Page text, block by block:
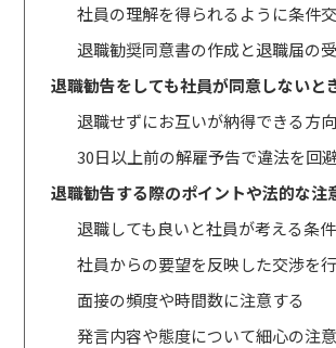
社員の理解を得られるように条件
退職勧奨同意書の作成と退職届の
退職勧告をしても社員が同意しないと
退職せずにお互いが納得できる方
30日以上前の解雇予告で違法を回
退職勧告する際のポイントや法的な注
退職しても良いと社員が考える条
社員からの要望を反映した交渉を
面接の頻度や時間数に注意する
発言内容や態度について細心の注